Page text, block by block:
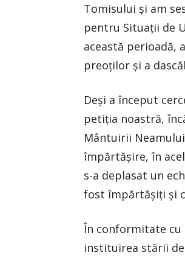
Tomisului şi am
pentru Situaţii de
această perioadă,
preoţilor şi a
Deşi a început
petiţia noastră,
Mântuirii
împărtăşire, în
s-a deplasat un
fost împărtăşiţi şi
În conformitate cu
instituirea stării